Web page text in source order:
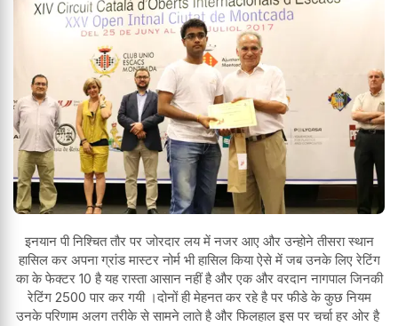
इनयान पी निश्चित तौर पर जोरदार लय में नजर आए और उन्होने तीसरा स्थान
हासिल कर अपना ग्रांड मास्टर नोर्म भी हासिल किया ऐसे में जब उनके लिए रेटिंग
का के फेक्टर 10 है यह रास्ता आसान नहीं है और एक और वरदान नागपाल जिनकी
रेटिंग 2500 पार कर गयी ।दोनों ही मेहनत कर रहे है पर फीडे के कुछ नियम
उनके परिणाम अलग तरीके से सामने लाते है और फिलहाल इस पर चर्चा हर ओर है